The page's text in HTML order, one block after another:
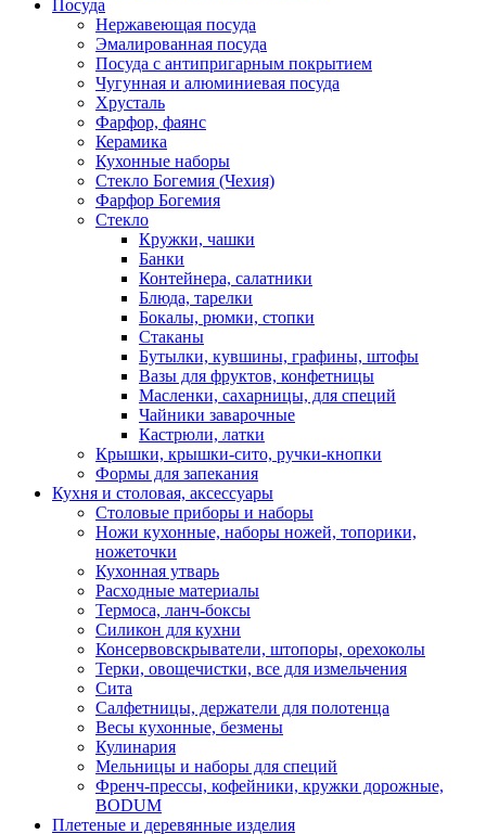
Посуда
Нержавеющая посуда
Эмалированная посуда
Посуда с антипригарным покрытием
Чугунная и алюминиевая посуда
Хрусталь
Фарфор, фаянс
Керамика
Кухонные наборы
Стекло Богемия (Чехия)
Фарфор Богемия
Стекло
Кружки, чашки
Банки
Контейнера, салатники
Блюда, тарелки
Бокалы, рюмки, стопки
Стаканы
Бутылки, кувшины, графины, штофы
Вазы для фруктов, конфетницы
Масленки, сахарницы, для специй
Чайники заварочные
Кастрюли, латки
Крышки, крышки-сито, ручки-кнопки
Формы для запекания
Кухня и столовая, аксессуары
Столовые приборы и наборы
Ножи кухонные, наборы ножей, топорики,
ножеточки
Кухонная утварь
Расходные материалы
Термоса, ланч-боксы
Силикон для кухни
Консервовскрыватели, штопоры, орехоколы
Терки, овощечистки, все для измельчения
Сита
Салфетницы, держатели для полотенца
Весы кухонные, безмены
Кулинария
Мельницы и наборы для специй
Френч-прессы, кофейники, кружки дорожные,
BODUM
Плетеные и деревянные изделия